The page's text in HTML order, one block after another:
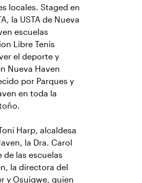
locales. Staged en
la USTA de Nueva
escuelas
Libre Tenis
el deporte y
Nueva Haven
por Parques y
en toda la
Harp, alcaldesa
la Dra. Carol
de las escuelas
la directora del
y Osuigwe, quien